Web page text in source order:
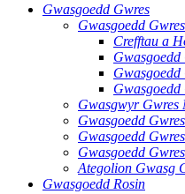
Gwasgoedd Gwres
Gwasgoedd
Crefftau a
Gwasgwyr Gwres
Gwasgoedd
Gwasgoedd
Gwasgoedd
Ategolion Gwasg
Gwasgoedd Rosin